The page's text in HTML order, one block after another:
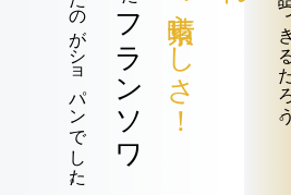
フランソワ